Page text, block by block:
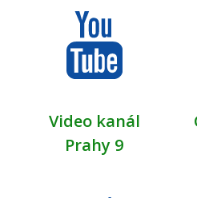
Video kanál
Prahy 9